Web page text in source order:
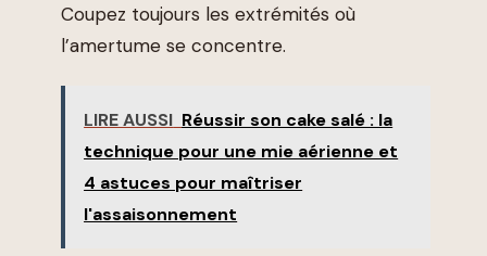
Coupez toujours les extrémités où
l’amertume se concentre.
LIRE AUSSI Réussir son cake salé : la
technique pour une mie aérienne et
4 astuces pour maîtriser
l'assaisonnement